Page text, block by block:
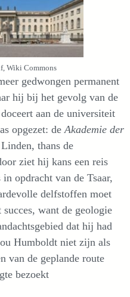
Wiki Commons
gedwongen permanent
hij bij het gevolg van de
aan de universiteit
opgezet: deAkademie der
thans de
ziet hij kans een reis
opdracht van de Tsaar,
delfstoffen moet
want de geologie
dat hij had
Humboldt niet zijn als
van de geplande route
bezoekt